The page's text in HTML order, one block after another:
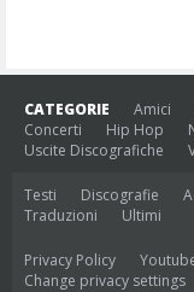
CATEGORIE Amici
Concerti
Hip Hop
Uscite Discografiche
Testi Discografie
Traduzioni
Ultimi
Privacy Policy
Change privacy settings